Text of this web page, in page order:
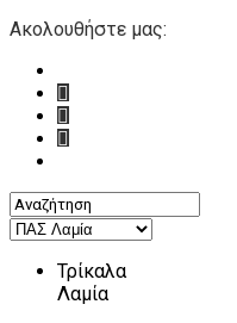
Ακολουθήστε μας:
Τρίκαλα
Λαμία